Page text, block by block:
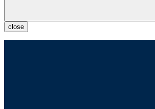
close